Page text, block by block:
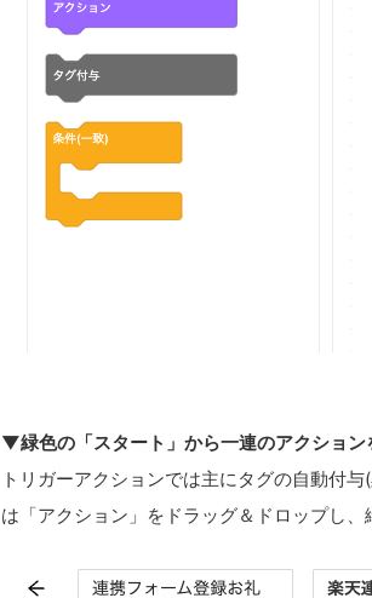
▼緑色の「スタート」から一連のアクション
トリガーアクションでは主にタグの自動付
は「アクション」をドラッグ＆ドロップし